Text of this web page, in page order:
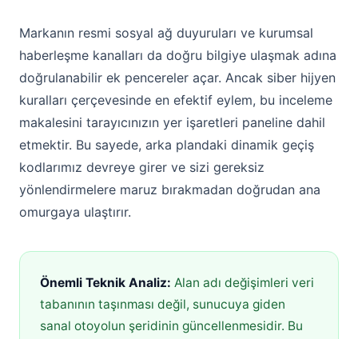
Markanın resmi sosyal ağ duyuruları ve kurumsal
haberleşme kanalları da doğru bilgiye ulaşmak adına
doğrulanabilir ek pencereler açar. Ancak siber hijyen
kuralları çerçevesinde en efektif eylem, bu inceleme
makalesini tarayıcınızın yer işaretleri paneline dahil
etmektir. Bu sayede, arka plandaki dinamik geçiş
kodlarımız devreye girer ve sizi gereksiz
yönlendirmelere maruz bırakmadan doğrudan ana
omurgaya ulaştırır.
Önemli Teknik Analiz: Alan adı değişimleri veri
tabanının taşınması değil, sunucuya giden
sanal otoyolun şeridinin güncellenmesidir. Bu